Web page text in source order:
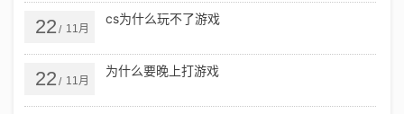
22 / 11月
cs为什么玩不了游戏
22 / 11月
为什么要晚上打游戏